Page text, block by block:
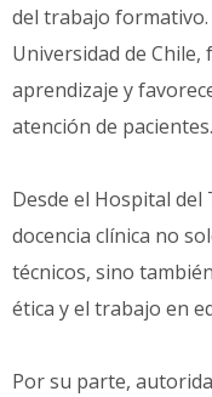
del trabajo formativo.
Universidad de
aprendizaje y
atención de pacientes.
Desde el Hospital
docencia clínica no
técnicos, sino
ética y el trabajo en
Por su parte,